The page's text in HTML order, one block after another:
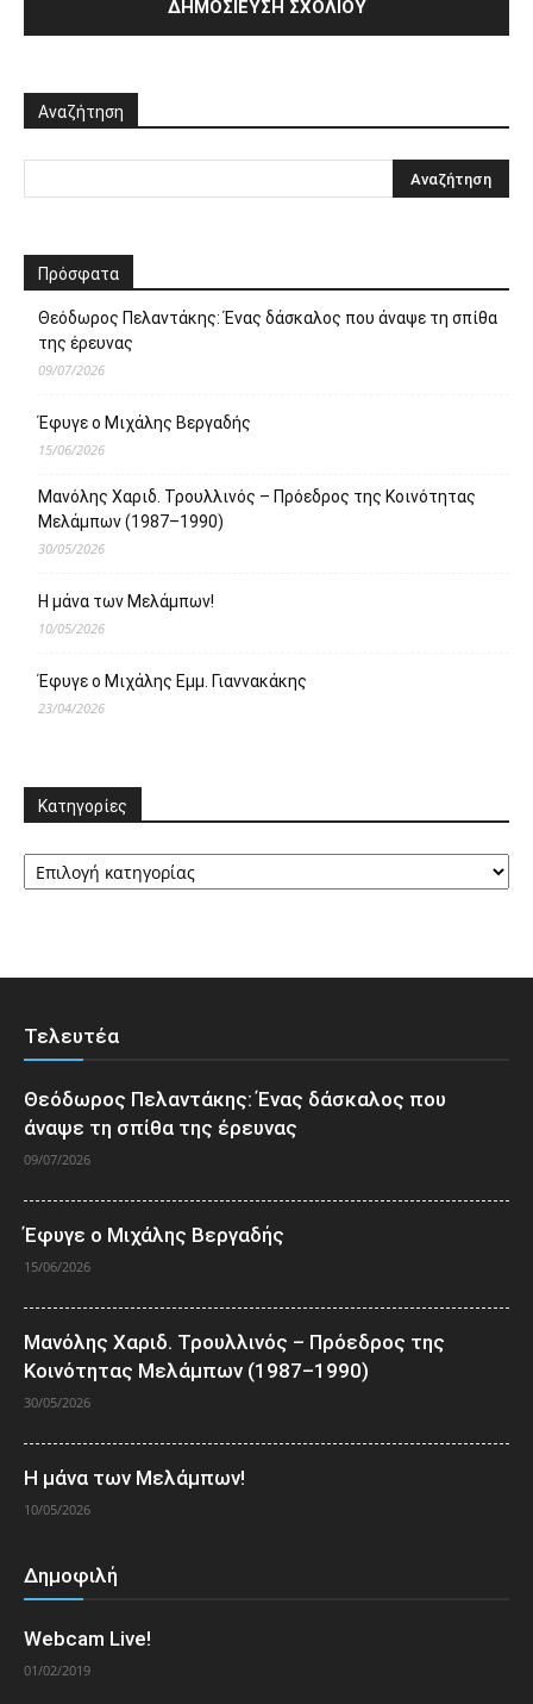
Αναζήτηση
Πρόσφατα
Θεόδωρος Πελαντάκης: Ένας δάσκαλος που άναψε τη σπίθα
της έρευνας
09/07/2026
Έφυγε ο Μιχάλης Βεργαδής
15/06/2026
Μανόλης Χαριδ. Τρουλλινός – Πρόεδρος της Κοινότητας
Μελάμπων (1987–1990)
30/05/2026
Η μάνα των Μελάμπων!
10/05/2026
Έφυγε ο Μιχάλης Εμμ. Γιαννακάκης
23/04/2026
Κατηγορίες
Κατηγορίες
Τελευτέα
Θεόδωρος Πελαντάκης: Ένας δάσκαλος που
άναψε τη σπίθα της έρευνας
09/07/2026
Έφυγε ο Μιχάλης Βεργαδής
15/06/2026
Μανόλης Χαριδ. Τρουλλινός – Πρόεδρος της
Κοινότητας Μελάμπων (1987–1990)
30/05/2026
Η μάνα των Μελάμπων!
10/05/2026
Δημοφιλή
Webcam Live!
01/02/2019